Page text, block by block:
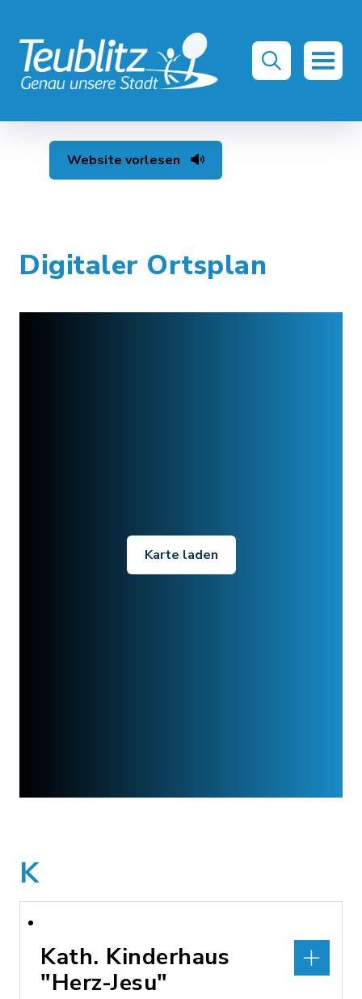
Website vorlesen
Digitaler Ortsplan
Karte laden
K
Kath. Kinderhaus
"Herz-Jesu"